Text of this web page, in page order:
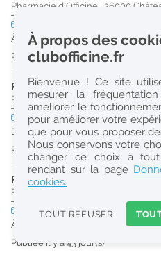
Réinitialiser
2
0
k
Consulter les offres de la
Pharmacie d'Officine | 36000
À partir du 27/08/26
Publiée il y a 10 jour(s)
PHARMACIEN (H/F)
Pharmacie d'Officine|36000
CDI temps plein
Dès que possible
Publiée il y a 15 jour(s)
PHARMACIEN (H/F)
Pharmacie d'Officine
CDItemps partiel
À partir du 27/08/26
Publiée il y a 43 jour(s)
À propos des
clubofficine.fr
Bienvenue ! Ce site
mesurer la
améliorer le
pour améliorer votre
que pour vous proposer
Nous conservons votre
changer ce choix à
rendant sur la page
cookies.
TOUT REFUSER